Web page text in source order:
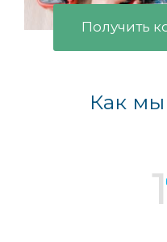
Получить
Как